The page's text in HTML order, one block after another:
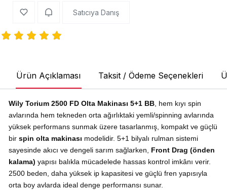
Satıcıya Danış
Ürün Açıklaması Taksit / Ödeme Seçenekleri
Wily Torium 2500 FD Olta Makinası 5+1 BB, hem kıyı spin
avlarında hem tekneden orta ağırlıktaki yemli/spinning avlarında
yüksek performans sunmak üzere tasarlanmış, kompakt ve güçlü
bir spin olta makinası modelidir. 5+1 bilyalı rulman sistemi
sayesinde akıcı ve dengeli sarım sağlarken, Front Drag (önden
kalama) yapısı balıkla mücadelede hassas kontrol imkânı verir.
2500 beden, daha yüksek ip kapasitesi ve güçlü fren yapısıyla
orta boy avlarda ideal denge performansı sunar.